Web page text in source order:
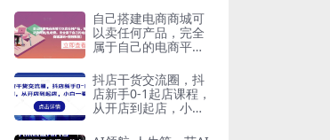
自己搭建电商商城可
以卖任何产品，完全
属于自己的电商平台
频教程】
抖店干货交流圈，抖
店新手0-1起店课程，
从开店到起店，小白